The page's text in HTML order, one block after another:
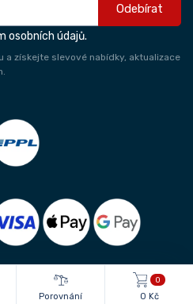
Odebírat
osobních údajů.
a získejte slevové nabídky, aktualizace
Porovnání
0
0 Kč